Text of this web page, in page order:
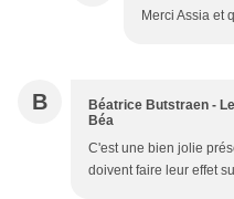
Merci Assia et
B
Béatrice Butstraen -
Béa
C'est une bien jolie
doivent faire leur effet